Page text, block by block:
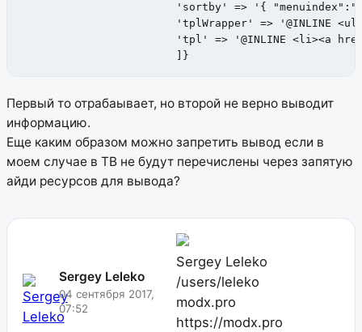
'sortby' => '{
'tplWrapper' => '@INLINE
'tpl' => '@INLINE <li><a
                        ]}
Первый то отрабаывает, но второй не верно выводит
информацию.
Еще каким образом можно запретить вывод если в
моем случае в ТВ не будут перечислены через запятую
айди ресурсов для вывода?
Sergey Leleko
04 сентября 2017,
07:52
Sergey Leleko
/users/leleko
modx.pro
https://modx.pro